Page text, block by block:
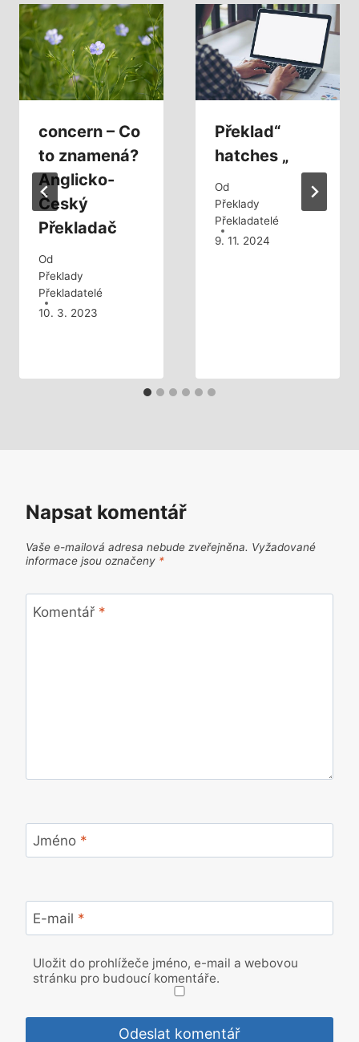
concern – Co
to znamená?
Anglicko-
Český
Překladač
Od
Překlady
Překladatelé
10. 3. 2023
Překlad“
hatches „
Od
Překlady
Překladatelé
9. 11. 2024
Napsat komentář
Vaše e-mailová adresa nebude zveřejněna. Vyžadované
informace jsou označeny *
Komentář *
Jméno *
E-mail *
Uložit do prohlížeče jméno, e-mail a webovou
stránku pro budoucí komentáře.